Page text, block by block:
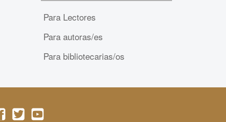
Para Lectores
Para autoras/es
Para bibliotecarias/os